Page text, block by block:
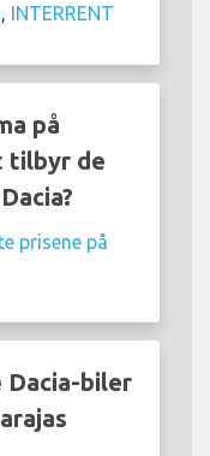
INTERRENT
på
tilbyr de
prisene på
Dacia-biler